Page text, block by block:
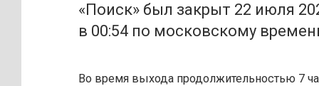
«Поиск» был закрыт 22 июля
в 00:54 по московскому
Во время выхода продолжительностью 7